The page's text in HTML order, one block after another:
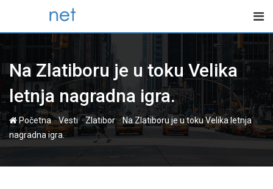
content
Na Zlatiboru je u toku Velika
letnja nagradna igra.
Početna-Vesti-Zlatibor-Na Zlatiboru je u toku Velika letnja
nagradna igra.